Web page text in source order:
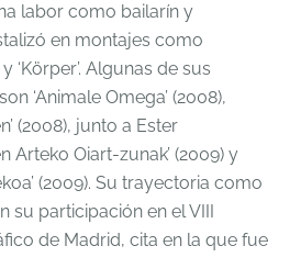
labor como bailarín y
en montajes como
y ‘Körper’. Algunas de sus
‘Animale Omega’ (2008),
(2008), junto a Ester
Arteko Oiart-zunak’ (2009) y
(2009). Su trayectoria como
participación en el VIII
de Madrid, cita en la que fue